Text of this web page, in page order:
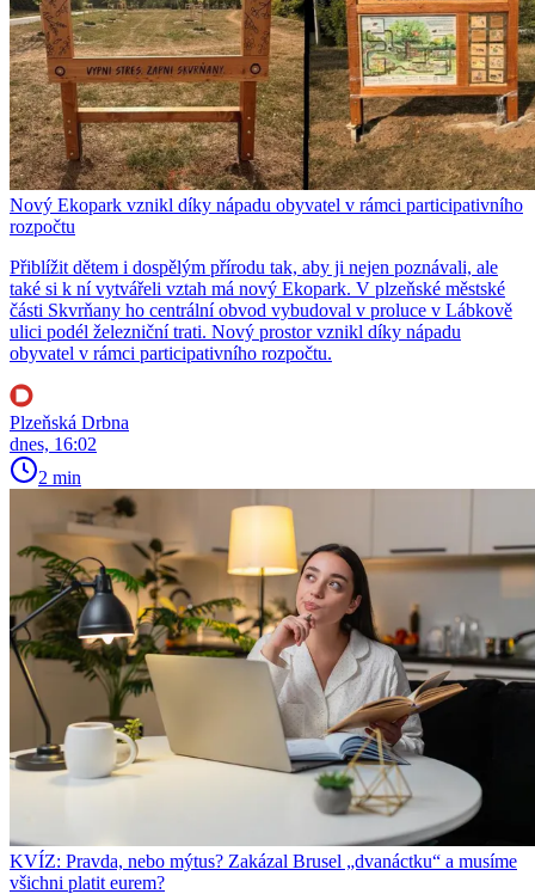
Nový Ekopark vznikl díky nápadu obyvatel v rámci participativního
rozpočtu
Přiblížit dětem i dospělým přírodu tak, aby ji nejen poznávali, ale
také si k ní vytvářeli vztah má nový Ekopark. V plzeňské městské
části Skvrňany ho centrální obvod vybudoval v proluce v Lábkově
ulici podél železniční trati. Nový prostor vznikl díky nápadu
obyvatel v rámci participativního rozpočtu.
Plzeňská Drbna
dnes, 16:02
2 min
KVÍZ: Pravda, nebo mýtus? Zakázal Brusel „dvanáctku“ a musíme
všichni platit eurem?